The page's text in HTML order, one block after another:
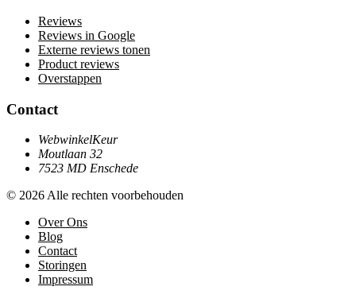
Reviews
Reviews in Google
Externe reviews tonen
Product reviews
Overstappen
Contact
WebwinkelKeur
Moutlaan 32
7523 MD Enschede
© 2026 Alle rechten voorbehouden
Over Ons
Blog
Contact
Storingen
Impressum